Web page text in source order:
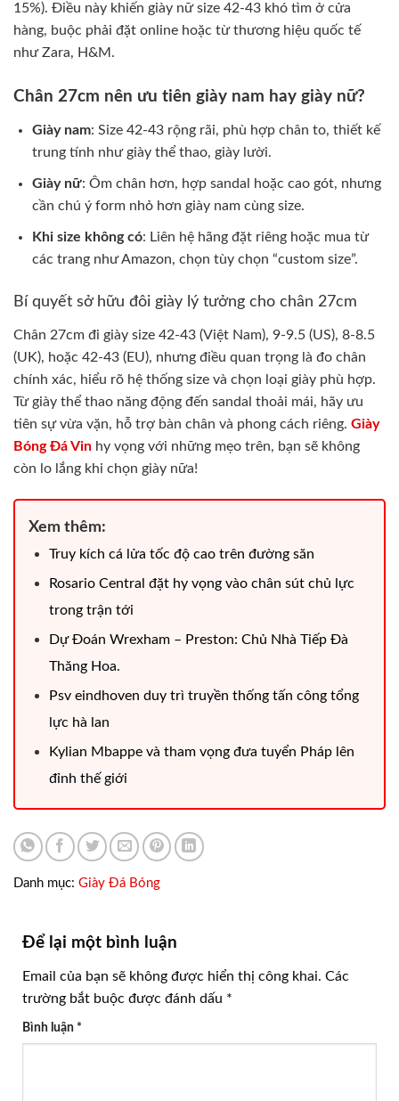
15%). Điều này khiến giày nữ size 42-43 khó tìm ở cửa
hàng, buộc phải đặt online hoặc từ thương hiệu quốc tế
như Zara, H&M.
Chân 27cm nên ưu tiên giày nam hay giày nữ?
Giày nam: Size 42-43 rộng rãi, phù hợp chân to, thiết kế
trung tính như giày thể thao, giày lười.
Giày nữ: Ôm chân hơn, hợp sandal hoặc cao gót, nhưng
cần chú ý form nhỏ hơn giày nam cùng size.
Khi size không có: Liên hệ hãng đặt riêng hoặc mua từ
các trang như Amazon, chọn tùy chọn “custom size”.
Bí quyết sở hữu đôi giày lý tưởng cho chân 27cm
Chân 27cm đi giày size 42-43 (Việt Nam), 9-9.5 (US), 8-8.5
(UK), hoặc 42-43 (EU), nhưng điều quan trọng là đo chân
chính xác, hiểu rõ hệ thống size và chọn loại giày phù hợp.
Từ giày thể thao năng động đến sandal thoải mái, hãy ưu
tiên sự vừa vặn, hỗ trợ bàn chân và phong cách riêng. Giày
Bóng Đá Vin hy vọng với những mẹo trên, bạn sẽ không
còn lo lắng khi chọn giày nữa!
Xem thêm:
Truy kích cá lửa tốc độ cao trên đường săn
Rosario Central đặt hy vọng vào chân sút chủ lực
trong trận tới
Dự Đoán Wrexham – Preston: Chủ Nhà Tiếp Đà
Thăng Hoa.
Psv eindhoven duy trì truyền thống tấn công tổng
lực hà lan
Kylian Mbappe và tham vọng đưa tuyển Pháp lên
đỉnh thế giới
Danh mục: Giày Đá Bóng
Để lại một bình luận
Email của bạn sẽ không được hiển thị công khai. Các
trường bắt buộc được đánh dấu *
Bình luận *